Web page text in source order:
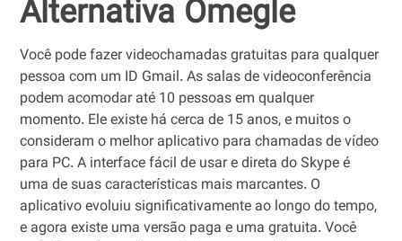
Alternativa Omegle
Você pode fazer videochamadas gratuitas para qualquer
pessoa com um ID Gmail. As salas de videoconferência
podem acomodar até 10 pessoas em qualquer
momento. Ele existe há cerca de 15 anos, e muitos o
consideram o melhor aplicativo para chamadas de vídeo
para PC. A interface fácil de usar e direta do Skype é
uma de suas características mais marcantes. O
aplicativo evoluiu significativamente ao longo do tempo,
e agora existe uma versão paga e uma gratuita. Você